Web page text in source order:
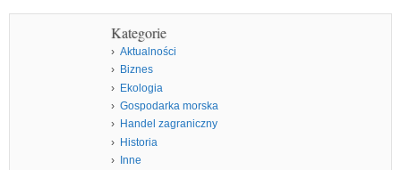
Kategorie
Aktualności
Biznes
Ekologia
Gospodarka morska
Handel zagraniczny
Historia
Inne